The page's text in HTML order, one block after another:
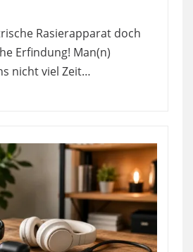
Rasierapparat doch
Erfindung! Man(n)
nicht viel Zeit…